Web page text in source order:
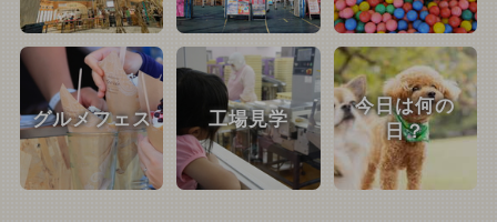
グルメフェス 工場見学
今日は何の
日？